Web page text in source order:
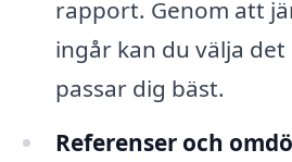
rapport. Genom att
ingår kan du välja
passar dig bäst.
Referenser och